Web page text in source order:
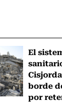
El
borde
por